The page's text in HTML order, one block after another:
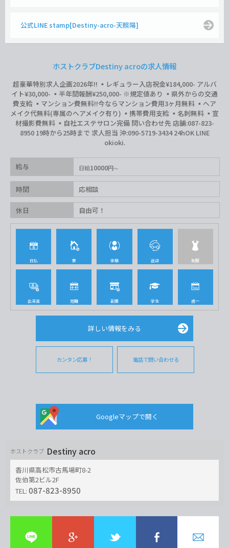
公式LINE stamp[Destiny-acro-天照陽]
ホストクラブDestiny acroの求人情報
超豪華特別求人企画2026年‼︎ ▪️レギュラー入店祝金¥184,000- アルバ
イト¥30,000- ▪️半年間報酬¥250,000- ※規定値あり ▪️県外からの交通
費支給 ▪️マンション費無料‼︎今ならマンション費用3ヶ月無料 ▪️ヘア
メイク代無料(専属のヘアメイク有り) ▪️携帯費用支給 ▪️名刺無料 ▪️宣
材撮影費無料 ▪️自社エステサロン完備 問い合わせ先 店舗:087-823-
8950 19時から25時まで 求人担当 沖:090-5719-3434 24hOK LINE
okioki.
給与 日給10000円
時間 応相談
休日 自由可！
日払 寮 体験 送迎 制服
出来高 短期 副業 学生 週一
詳しい情報をみる
カンタン応募！ 電話で問い合わせる
Googleマップで開く
ホストクラブ Destiny acro
香川県高松市古馬場町8-2
佐伯第2ビル2F
TEL: 087-823-8950